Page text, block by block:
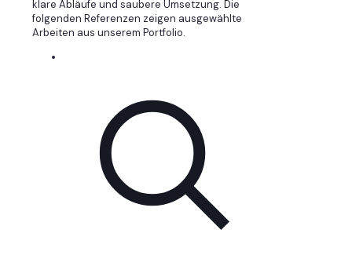
klare Abläufe und saubere Umsetzung. Die
folgenden Referenzen zeigen ausgewählte
Arbeiten aus unserem Portfolio.